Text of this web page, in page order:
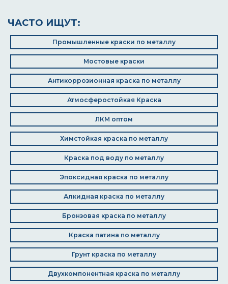
ЧАСТО ИЩУТ:
Промышленные краски по металлу
Мостовые краски
Антикоррозионная краска по металлу
Атмосферостойкая Краска
ЛКМ оптом
Химстойкая краска по металлу
Краска под воду по металлу
Эпоксидная краска по металлу
Алкидная краска по металлу
Бронзовая краска по металлу
Краска патина по металлу
Грунт краска по металлу
Двухкомпонентная краска по металлу